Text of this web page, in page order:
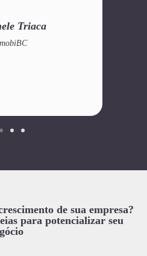
pedidos e flexíveis
de sua empresa?
para potencializar seu